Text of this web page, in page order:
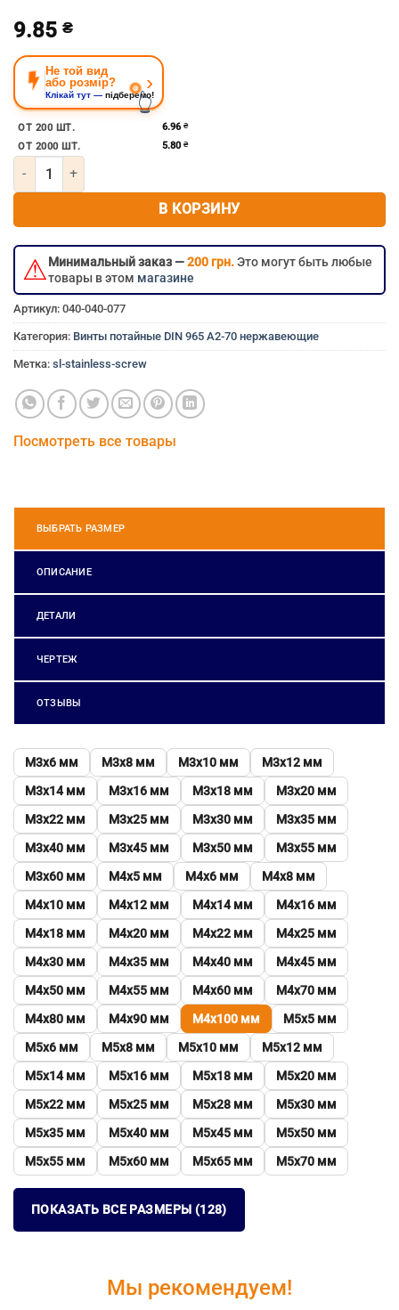
9.85 ₴
Не той вид
або розмір?
Клікай тут — підберемо!
›
👆
нержавеющий болт 4мм 4×100 мм 4×100 4х100 4*100
ОТ 200 ШТ. 6.96 ₴
ОТ 2000 ШТ. 5.80 ₴
Количество товара Винт потайной под крест м4х100
В КОРЗИНУ
⚠Минимальный заказ —200 грн.Это могут быть любые
товары в этом магазине
Артикул: 040-040-077
Категория: Винты потайные DIN 965 A2-70 нержавеющие
Метка: sl-stainless-screw
Посмотреть все товары
ВЫБРАТЬ РАЗМЕР
ОПИСАНИЕ
ДЕТАЛИ
ЧЕРТЕЖ
ОТЗЫВЫ
М3х6 мм М3х8 мм М3х10 мм
М3х12 мм
М3х14 мм
М3х16 мм М3х18 мм
М3х20 мм
М3х22 мм
М3х25 мм М3х30 мм
М3х35 мм
М3х40 мм
М3х45 мм М3х50 мм
М3х55 мм
М3х60 мм
М4х5 мм М4х6 мм
М4х8 мм
М4х10 мм
М4х12 мм М4х14 мм
М4х16 мм
М4х18 мм
М4х20 мм М4х22 мм
М4х25 мм
М4х30 мм
М4х35 мм М4х40 мм
М4х45 мм
М4х50 мм
М4х55 мм М4х60 мм
М4х70 мм
М4х80 мм
М4х90 мм М4х100 мм
М5х5 мм
М5х6 мм
М5х8 мм М5х10 мм
М5х12 мм
М5х14 мм
М5х16 мм М5х18 мм
М5х20 мм
М5х22 мм
М5х25 мм М5х28 мм
М5х30 мм
М5х35 мм
М5х40 мм М5х45 мм
М5х50 мм
М5х55 мм
М5х60 мм М5х65 мм М5х70 мм
ПОКАЗАТЬ ВСЕ РАЗМЕРЫ (128)
Мы рекомендуем!